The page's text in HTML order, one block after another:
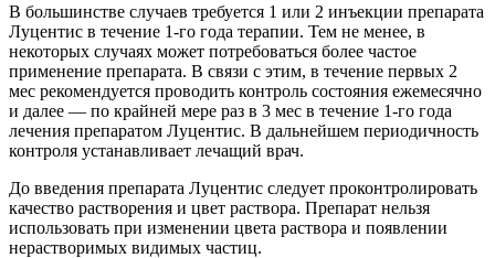
В большинстве случаев требуется 1 или 2 инъекции препарата
Луцентис в течение 1-го года терапии. Тем не менее, в
некоторых случаях может потребоваться более частое
применение препарата. В связи с этим, в течение первых 2
мес рекомендуется проводить контроль состояния ежемесячно
и далее — по крайней мере раз в 3 мес в течение 1-го года
лечения препаратом Луцентис. В дальнейшем периодичность
контроля устанавливает лечащий врач.
До введения препарата Луцентис следует проконтролировать
качество растворения и цвет раствора. Препарат нельзя
использовать при изменении цвета раствора и появлении
нерастворимых видимых частиц.